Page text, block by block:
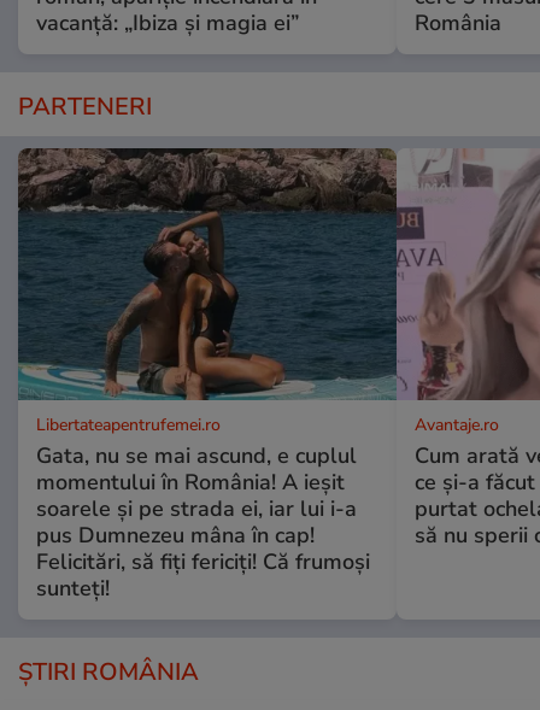
vacanță: „Ibiza și magia ei”
România
PARTENERI
Libertateapentrufemei.ro
Gata, nu se mai ascund, e cuplul
momentului în România! A ieșit
soarele și pe strada ei, iar lui i-a
pus Dumnezeu mâna în cap!
Felicitări, să fiți fericiți! Că frumoși
sunteți!
Avantaje.ro
Cum arată
ce și-a
purtat
să nu sperii
ȘTIRI ROMÂNIA